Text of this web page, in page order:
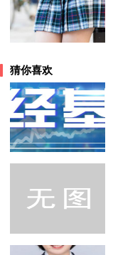
猜你喜欢